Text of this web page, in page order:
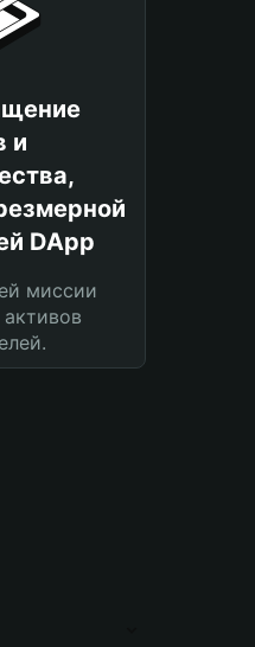
и
DApp
миссии